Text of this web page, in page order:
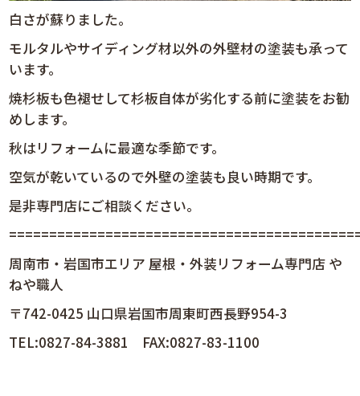
白さが蘇りました。
モルタルやサイディング材以外の外壁材の塗装も承って
います。
焼杉板も色褪せして杉板自体が劣化する前に塗装をお勧
めします。
秋はリフォームに最適な季節です。
空気が乾いているので外壁の塗装も良い時期です。
是非専門店にご相談ください。
周南市・岩国市エリア 屋根・外装リフォーム専門店 や
ねや職人
〒742-0425 山口県岩国市周東町西長野954-3
TEL:0827-84-3881 FAX:0827-83-1100